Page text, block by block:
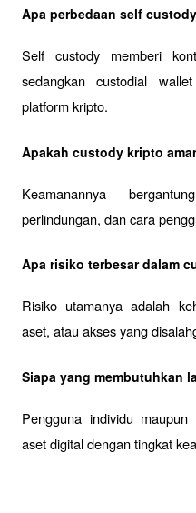
Apa perbedaan self
Self custody memberi
sedangkan custodial
platform kripto.
Apakah custody kripto
Keamanannya
perlindungan, dan cara
Apa risiko terbesar dalam
Risiko utamanya adalah
aset, atau akses yang
Siapa yang membutuhkan
Pengguna individu
aset digital dengan tingkat